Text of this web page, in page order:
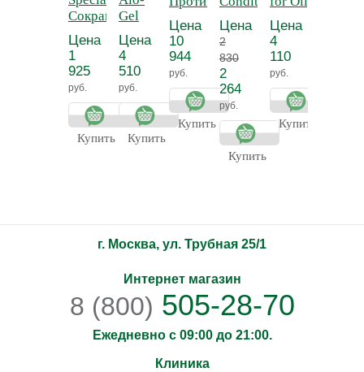
Сокращающая
маска
"Спешиал"
Цена
1
925
руб.
Купить
Gel
250
мл -
Гель
алоэ
Цена
4
510
руб.
Купить
антисептическое
жидкое мыло
Цена
10
944
руб.
Купить
130 мл -
Очиститель
для
нормальной
и жирной
кожи
головы
Цена
2
830
2
264
руб.
Купить
для лица
для
жирной кожи
Цена
4
110
руб.
Купить
г. Москва, ул. Трубная 25/1
Интернет магазин
8 (800) 505-28-70
Ежедневно с 09:00 до 21:00.
Клиника